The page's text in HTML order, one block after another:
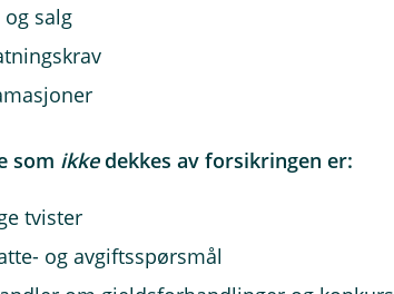
salg
som ikke dekkes av forsikringen er:
tvister
og avgiftsspørsmål